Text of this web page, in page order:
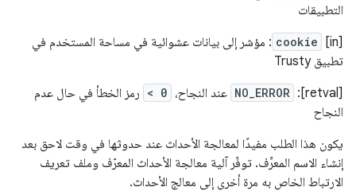
التطبيقات
‫[in]
cookie : مؤشر إلى بيانات عشوائية في مساحة المستخدم في
تطبيق Trusty
[retval]:
NO_ERROR عند النجاح، < 0 رمز الخطأ في حال عدم
النجاح
يكون هذا الطلب مفيدًا لمعالجة الأحداث عند حدوثها في وقت لاحق بعد
إنشاء الاسم المعرِّف. توفّر آلية معالجة الأحداث المعرّف وملف تعريف
الارتباط الخاص به مرة أخرى إلى معالج الأحداث.